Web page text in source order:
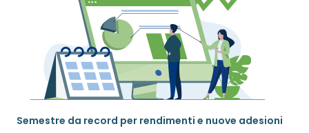
Semestre da record per rendimenti e nuove adesioni